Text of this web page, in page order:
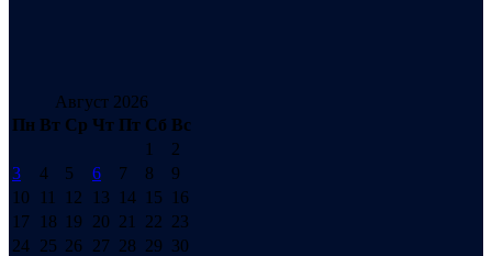
Август 2026
Пн Вт Ср Чт Пт Сб Вс
1
2
3
4 5 6 7 8
9
10
11 12 13 14 15
16
17
18 19 20 21 22 23
24 25 26 27 28 29 30